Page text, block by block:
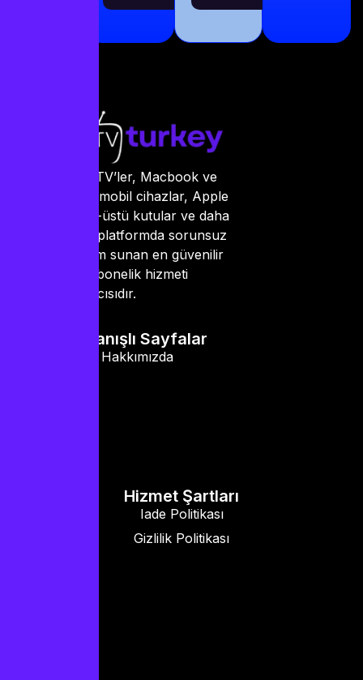
Smart TV’ler, Macbook ve
PC’ler, mobil cihazlar, Apple
TV, set-üstü kutular ve daha
birçok platformda sorunsuz
kullanım sunan en güvenilir
IPTV abonelik hizmeti
sağlayıcısıdır.
Kullanışlı Sayfalar
Hakkımızda
Hizmet Şartları
Iade Politikası
Gizlilik Politikası